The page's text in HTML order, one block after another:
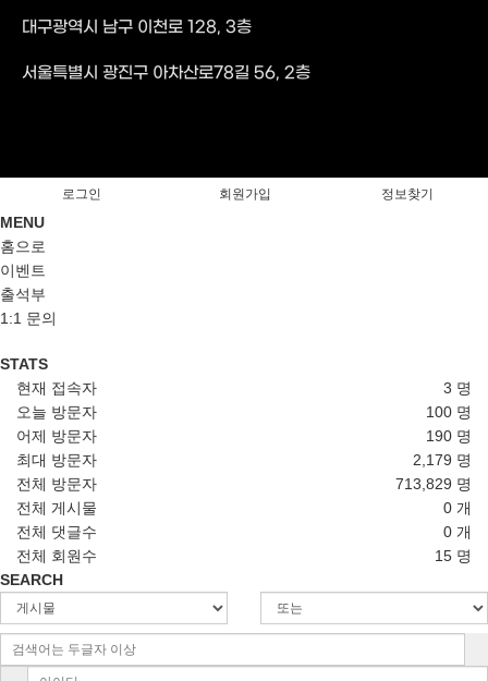
대구광역시 남구 이천로 128, 3층
서울특별시 광진구 아차산로78길 56, 2층
로그인 회원가입 정보찾기
MENU
홈으로
이벤트
출석부
1:1 문의
STATS
3 명
현재 접속자
100 명
오늘 방문자
190 명
어제 방문자
2,179 명
최대 방문자
713,829 명
전체 방문자
0 개
전체 게시물
0 개
전체 댓글수
15 명
전체 회원수
SEARCH